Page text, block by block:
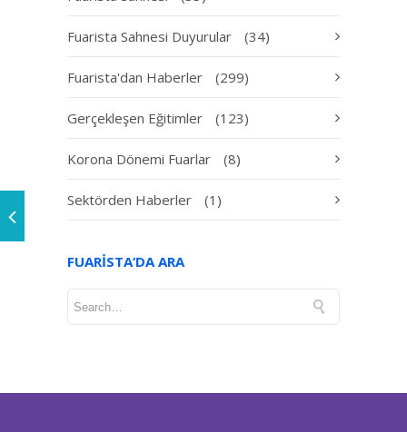
Fuarista Sahnesi Duyurular (34)
Fuarista'dan Haberler (299)
Gerçekleşen Eğitimler (123)
Korona Dönemi Fuarlar (8)
Sektörden Haberler (1)
FUARISTA’DA ARA